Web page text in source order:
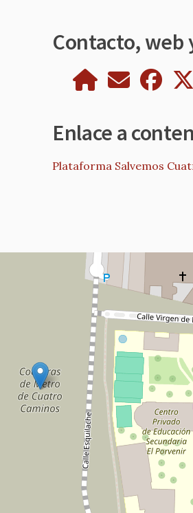
Contacto, web
Enlace a
Plataforma Salvemos